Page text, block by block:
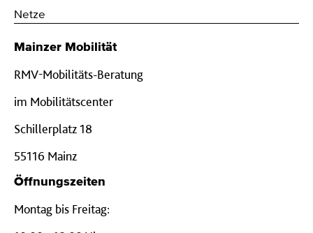
Netze
Mainzer Mobilität
RMV-Mobilitäts-Beratung
im Mobilitätscenter
Schillerplatz 18
55116 Mainz
Öffnungszeiten
Montag bis Freitag: